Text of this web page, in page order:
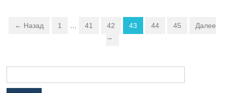
← Назад 1 41 42 43 44 45
Далее
→